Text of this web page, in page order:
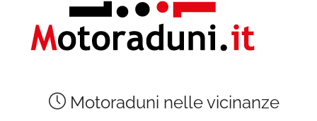
Motoraduni nelle vicinanze